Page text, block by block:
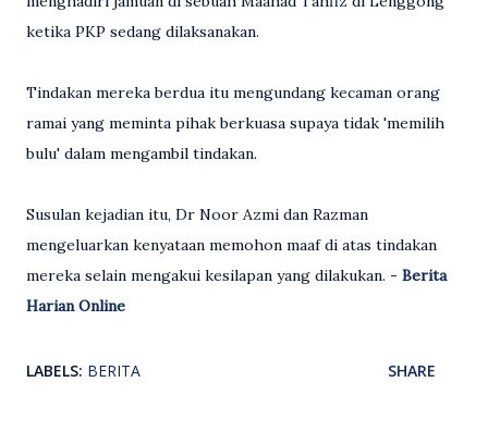
ketika PKP sedang dilaksanakan.
Tindakan mereka berdua itu mengundang kecaman orang
ramai yang meminta pihak berkuasa supaya tidak 'memilih
bulu' dalam mengambil tindakan.
Susulan kejadian itu, Dr Noor Azmi dan Razman
mengeluarkan kenyataan memohon maaf di atas tindakan
mereka selain mengakui kesilapan yang dilakukan. - Berita
Harian Online
LABELS: BERITA SHARE